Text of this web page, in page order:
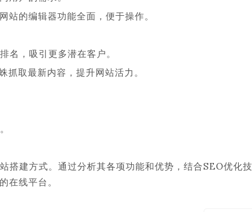
站的编辑器功能全面，便于操作。
名，吸引更多潜在客户。
取最新内容，提升网站活力。
搭建方式。通过分析其各项功能和优势，结合SEO优化技
在线平台。